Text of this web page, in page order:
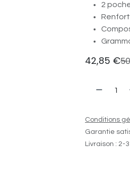
2
42,85 €
Conditions
Garantie
Livraison : 2-